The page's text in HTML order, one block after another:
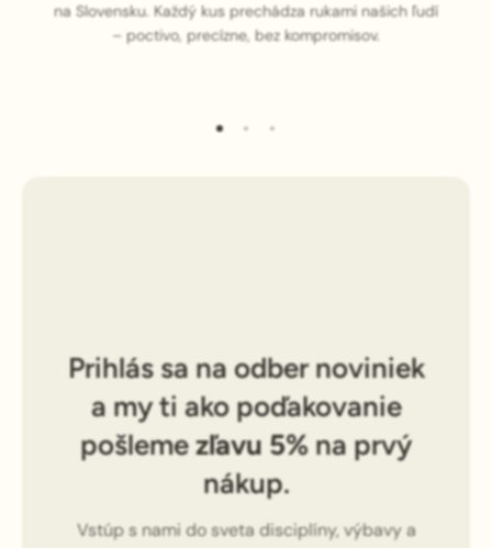
na Slovensku. Každý kus prechádza rukami našich ľudí
– poctivo, precízne, bez kompromisov.
Prihlás sa na odber noviniek
a my ti ako poďakovanie
pošlemezľavu 5%na prvý
nákup.
Vstúp s nami do sveta disciplíny, výbavy a